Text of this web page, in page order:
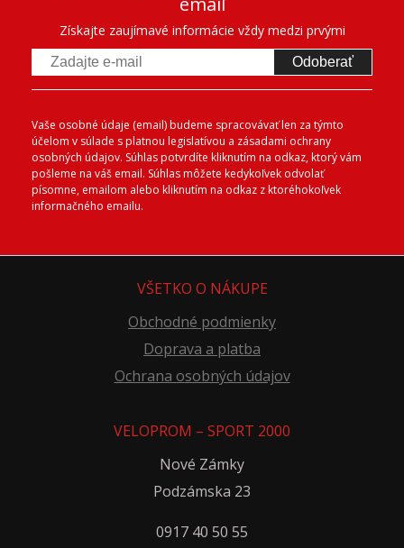
Získajte zaujímavé informácie vždy medzi prvými
Odoberať
Vaše osobné údaje (email) budeme spracovávať len za týmto
účelom v súlade s platnou legislatívou a zásadami ochrany
osobných údajov. Súhlas potvrdíte kliknutím na odkaz, ktorý vám
pošleme na váš email. Súhlas môžete kedykoľvek odvolať
písomne, emailom alebo kliknutím na odkaz z ktoréhokoľvek
informačného emailu.
VŠETKO O NÁKUPE
Obchodné podmienky
Doprava a platba
Ochrana osobných údajov
VELOPROM – SPORT 2000
Nové Zámky
Podzámska 23
0917 40 50 55